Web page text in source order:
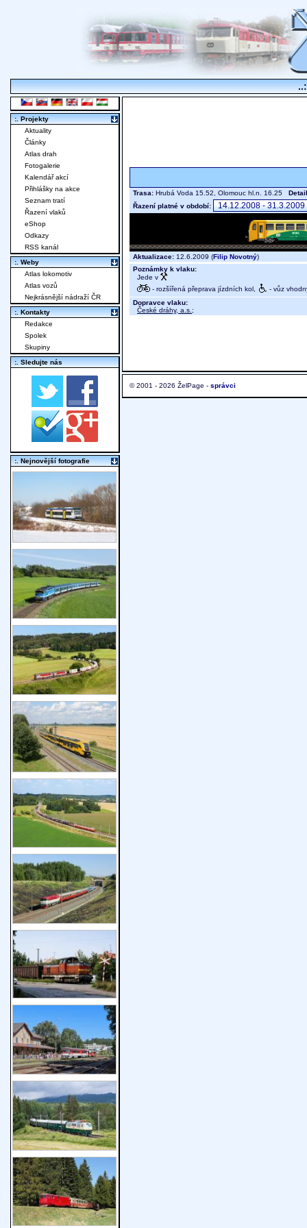
Trasa: Hrubá Voda 15.52, Olomouc hl.n. 16.25
Řazení platné v období:
Aktualizace: 12.6.2009 (Filip Novotný)
Poznámky k vlaku:
Jede v
- rozšířená přeprava jízdních kol,
- vůz
Dopravce vlaku:
České dráhy, a.s. ;
© 2001 - 2026 ŽelPage - správci
:. Projekty
Aktuality
Články
Atlas drah
Fotogalerie
Kalendář akcí
Přihlášky na akce
Seznam tratí
Řazení vlaků
eShop
Odkazy
RSS kanál
:. Weby
Atlas lokomotiv
Atlas vozů
Nejkrásnější nádraží ČR
:. Kontakty
Redakce
Spolek
Skupiny
:. Sledujte nás
:. Nejnovější fotografie